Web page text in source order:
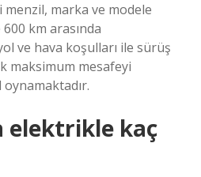
marka ve modele
km arasında
ve hava koşulları ile sürüş
maksimum mesafeyi
elektrikle kaç